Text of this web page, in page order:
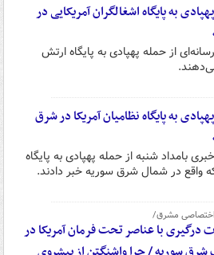
به پایگاه اشغالگران آمریکایی در
از حمله پهپادی به پایگاه ارتش
به پایگاه نظامیان آمریکا در شرق
بامداد شنبه از حمله پهپادی به پایگاه
واقع در شمال شرق سوریه خبر دادند.
مشرق/
درگیری با عناصر تحت فرمان آمریکا در